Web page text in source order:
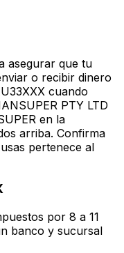
asegurar que tu
o recibir dinero
cuando
PTY LTD
en la
arriba. Confirma
pertenece al
por 8 a 11
banco y sucursal